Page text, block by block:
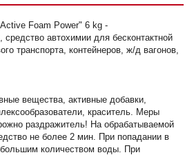
Foam Power" 6 kg -
средство автохимии для бесконтактной
транспорта, контейнеров, ж/д вагонов,
вещества, активные добавки,
краситель. Меры
раздражитель! На обрабатываемой
не более 2 мин. При попадании в
количеством воды. При